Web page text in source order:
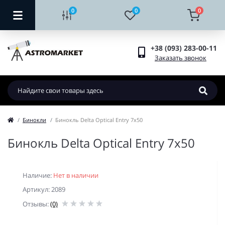
0 0 0
+38 (093) 283-00-11
Заказать звонок
Бинокли Бинокль Delta Optical Entry 7x50
Бинокль Delta Optical Entry 7x50
Наличие: Нет в наличии
Артикул: 2089
Отзывы:(0)